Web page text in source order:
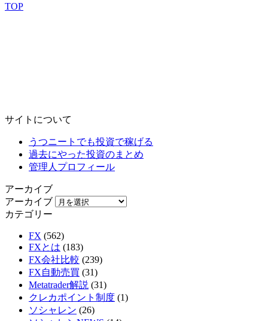
TOP
サイトについて
うつニートでも投資で稼げる
過去にやった投資のまとめ
管理人プロフィール
アーカイブ
アーカイブ
カテゴリー
FX (562)
FXとは (183)
FX会社比較 (239)
FX自動売買 (31)
Metatrader解説 (31)
クレカポイント制度 (1)
ソシャレン (26)